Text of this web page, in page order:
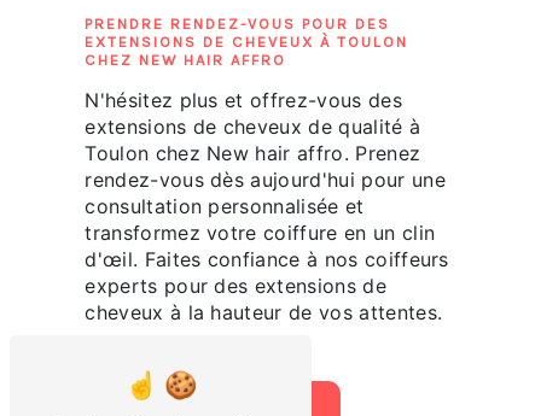
PRENDRE RENDEZ-VOUS POUR DES
EXTENSIONS DE CHEVEUX À TOULON
CHEZ NEW HAIR AFFRO
N'hésitez plus et offrez-vous des
extensions de cheveux de qualité à
Toulon chez New hair affro. Prenez
rendez-vous dès aujourd'hui pour une
consultation personnalisée et
transformez votre coiffure en un clin
d'œil. Faites confiance à nos coiffeurs
experts pour des extensions de
cheveux à la hauteur de vos attentes.